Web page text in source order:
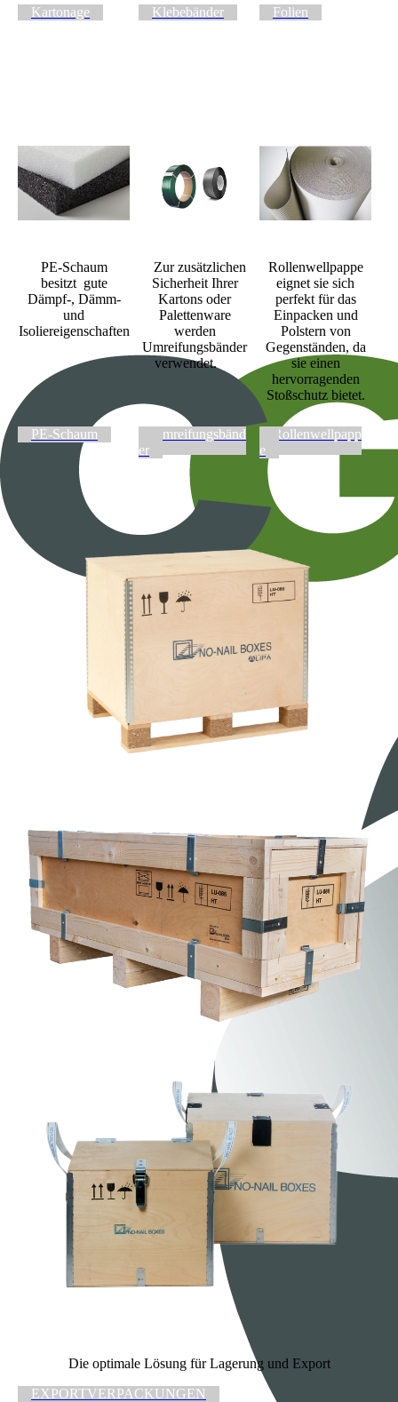
Kartonage Klebebänder Folien
PE-Schaum
besitzt gute
Dämpf-, Dämm-
und
Isoliereigenschaften
Zur zusätzlichen
Sicherheit Ihrer
Kartons oder
Palettenware
werden
Umreifungsbänder
verwendet.
Rollenwellpappe
eignet sie sich
perfekt für das
Einpacken und
Polstern von
Gegenständen, da
sie einen
hervorragenden
Stoßschutz bietet.
PE-Schaum
Umreifungsbänd
er
Rollenwellpapp
e
Die optimale Lösung für Lagerung und Export
EXPORTVERPACKUNGEN